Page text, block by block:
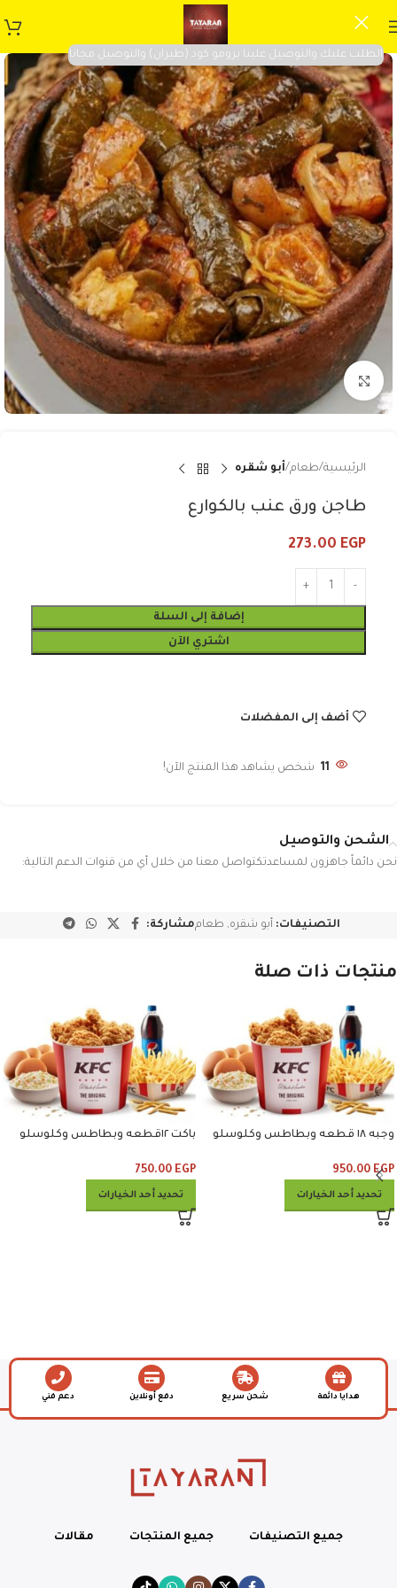
الطلب عليك والتوصيل علينا برومو كود (طيران) والتوصيل مجانا
Click to enlarge
الرئيسية طعام أبو شقره
طاجن ورق عنب بالكوارع
273.00 EGP
إضافة إلى السلة
اشتري الآن
أضف إلى المفضلات
11 شخص يشاهد هذا المنتج الآن!
الشحن والتوصيل
نحن دائماً جاهزون لمساعدتكتواصل معنا من خلال أي من قنوات الدعم التالية:
التصنيفات: أبو شقره, طعاممشاركة:
منتجات ذات صلة
وجبه ١٨ قطعه وبطاطس وكلوسلو
950.00 EGP
تحديد أحد الخيارات
باكت ١٢قطعه وبطاطس وكلوسلو
750.00 EGP
تحديد أحد الخيارات
هدايا دائمة شحن سريع دفع أونلاين دعم فني
جميع التصنيفات جميع المنتجات مقالات